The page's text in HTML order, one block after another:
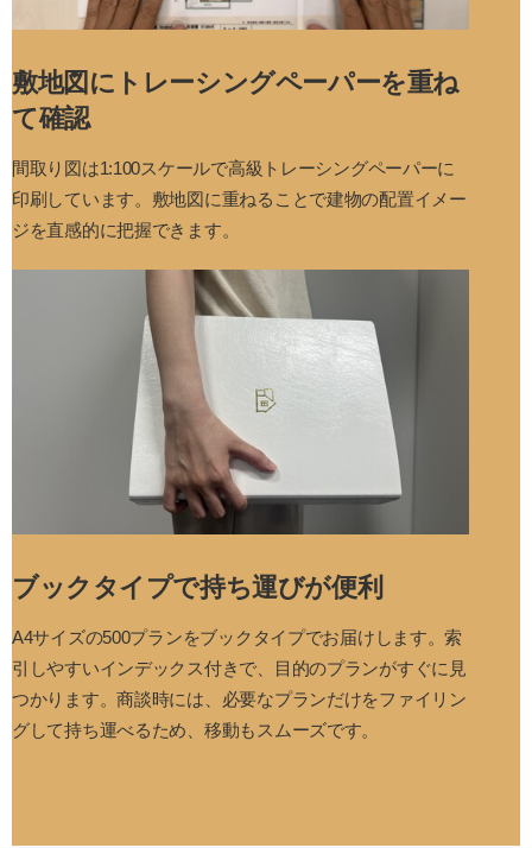
敷地図にトレーシングペーパーを重ね
て確認
間取り図は1:100スケールで高級トレーシングペーパーに
印刷しています。敷地図に重ねることで建物の配置イメー
ジを直感的に把握できます。
ブックタイプで持ち運びが便利
A4サイズの500プランをブックタイプでお届けします。索
引しやすいインデックス付きで、目的のプランがすぐに見
つかります。商談時には、必要なプランだけをファイリン
グして持ち運べるため、移動もスムーズです。